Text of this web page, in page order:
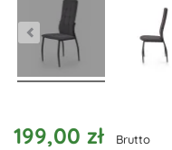
199,00 zł Brutto